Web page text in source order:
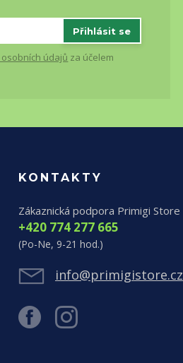
Přihlásit se
údajů za účelem
KONTAKTY
Zákaznická podpora Primigi Store
+420 774 277 665
(Po-Ne, 9-21 hod.)
info@primigistore.cz